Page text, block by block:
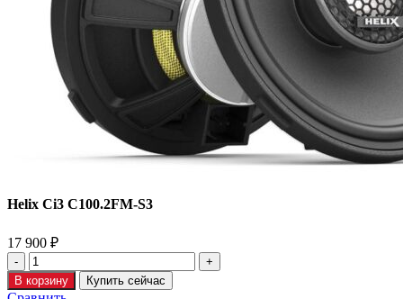
Helix Ci3 C100.2FM-S3
17 900 ₽
В корзину Купить сейчас